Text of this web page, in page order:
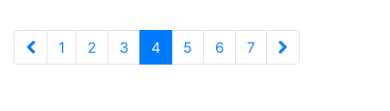
1 2 3 4 5 6 7